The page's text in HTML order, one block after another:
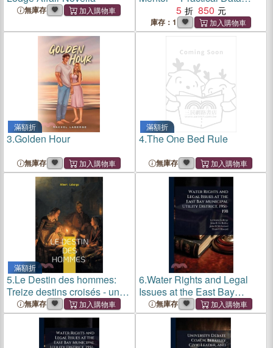
無庫存
Warehouse And Business
Intelligence Insights
5 850
庫存：1
滿額折
3.Golden Hour
無庫存
滿額折
4.The One Bed Rule
無庫存
滿額折
5.Le Destin des hommes:
Treize destins croisés - un
portrait saisissant de la
société rurale québécoise
dans des nouvelles réalistes
empreintes de criti
無庫存
6.Water Rights and Legal
Issues at the East Bay
Municipal Utility District,
1951-198
無庫存